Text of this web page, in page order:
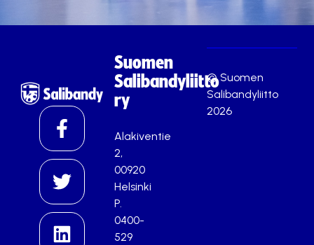
Suomen
Salibandyliitto
ry
Alakiventie
2,
00920
Helsinki
P.
0400-
529
© Suomen
Salibandyliitto
2026